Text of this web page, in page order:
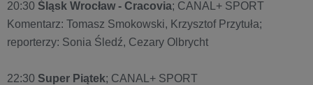
20:30 Śląsk Wrocław - Cracovia; CANAL+ SPORT
Komentarz: Tomasz Smokowski, Krzysztof Przytuła;
reporterzy: Sonia Śledź, Cezary Olbrycht
22:30 Super Piątek; CANAL+ SPORT